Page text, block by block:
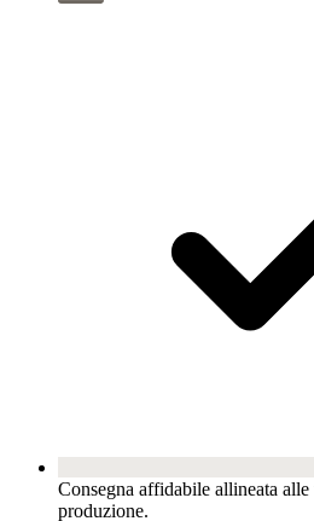
Consegna affidabile allineata
produzione.